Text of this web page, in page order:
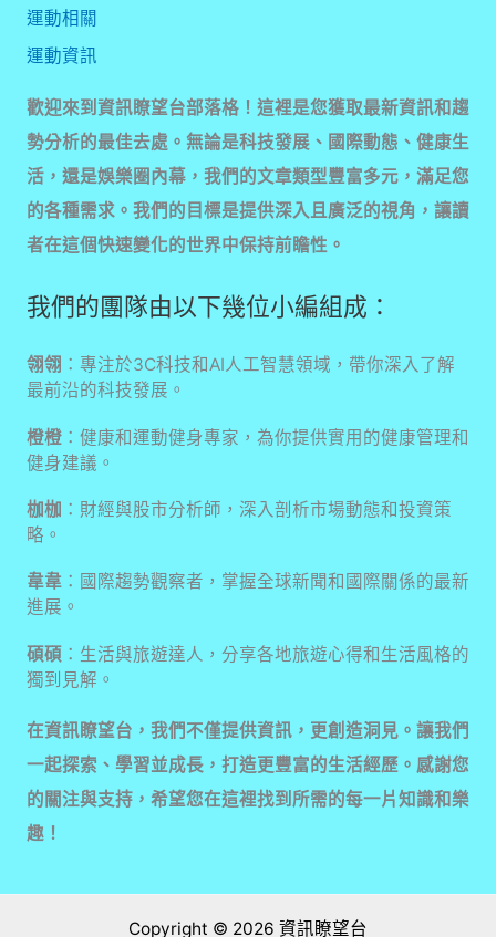
運動相關
運動資訊
歡迎來到資訊瞭望台部落格！這裡是您獲取最新資訊和趨
勢分析的最佳去處。無論是科技發展、國際動態、健康生
活，還是娛樂圈內幕，我們的文章類型豐富多元，滿足您
的各種需求。我們的目標是提供深入且廣泛的視角，讓讀
者在這個快速變化的世界中保持前瞻性。
我們的團隊由以下幾位小編組成：
翎翎 ：專注於3C科技和AI人工智慧領域，帶你深入了解
最前沿的科技發展。
橙橙：健康和運動健身專家，為你提供實用的健康管理和
健身建議。
枷枷 ：財經與股市分析師，深入剖析市場動態和投資策
略。
韋韋：國際趨勢觀察者，掌握全球新聞和國際關係的最新
進展。
碩碩：生活與旅遊達人，分享各地旅遊心得和生活風格的
獨到見解。
在資訊瞭望台，我們不僅提供資訊，更創造洞見。讓我們
一起探索、學習並成長，打造更豐富的生活經歷。感謝您
的關注與支持，希望您在這裡找到所需的每一片知識和樂
趣！
Copyright © 2026 資訊瞭望台